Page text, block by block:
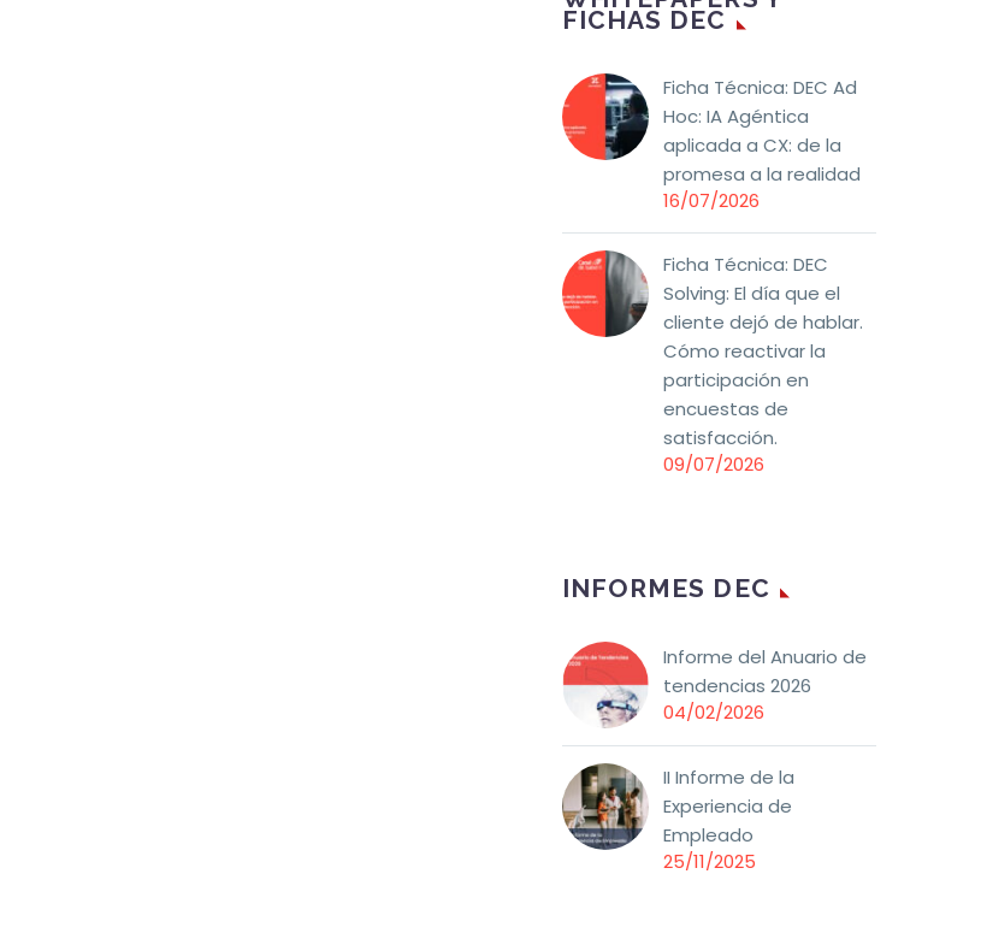
FICHAS DEC
Ficha Técnica: DEC Ad
Hoc: IA Agéntica
aplicada a CX: de la
promesa a la realidad
16/07/2026
Ficha Técnica: DEC
Solving: El día que el
cliente dejó de hablar.
Cómo reactivar la
participación en
encuestas de
satisfacción.
09/07/2026
INFORMES DEC
Informe del Anuario de
tendencias 2026
04/02/2026
II Informe de la
Experiencia de
Empleado
25/11/2025